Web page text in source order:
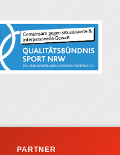
PARTNER